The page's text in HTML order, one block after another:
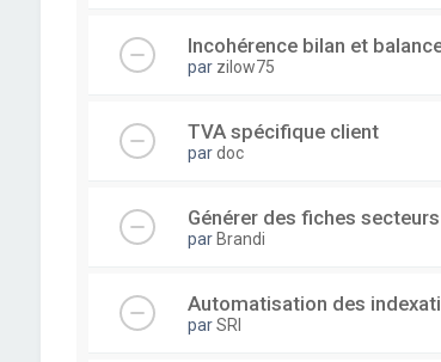
Incohérence bilan et
par zilow75
TVA spécifique client
pardoc
Générer des fiches
par Brandi
Automatisation des
parSRI